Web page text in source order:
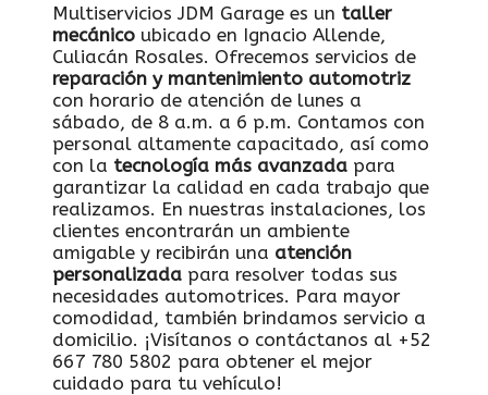
Multiservicios JDM Garage es un taller
mecánico ubicado en Ignacio Allende,
Culiacán Rosales. Ofrecemos servicios de
reparación y mantenimiento automotriz
con horario de atención de lunes a
sábado, de 8 a.m. a 6 p.m. Contamos con
personal altamente capacitado, así como
con la tecnología más avanzada para
garantizar la calidad en cada trabajo que
realizamos. En nuestras instalaciones, los
clientes encontrarán un ambiente
amigable y recibirán una atención
personalizada para resolver todas sus
necesidades automotrices. Para mayor
comodidad, también brindamos servicio a
domicilio. ¡Visítanos o contáctanos al +52
667 780 5802 para obtener el mejor
cuidado para tu vehículo!